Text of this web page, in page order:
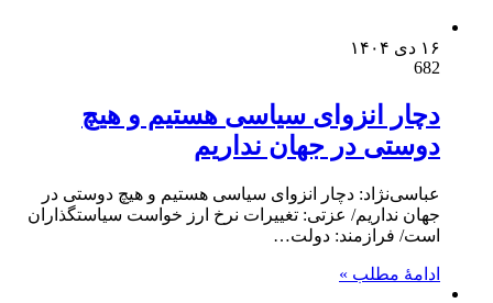
۱۶ دی ۱۴۰۴
682
دچار انزوای سیاسی هستیم و هیچ
دوستی در جهان نداریم
عباسی‌نژاد: دچار انزوای سیاسی هستیم و هیچ دوستی در
جهان نداریم/ عزتی: تغییرات نرخ ارز خواست سیاستگذاران
است/ فرازمند: دولت…
ادامۀ مطلب »